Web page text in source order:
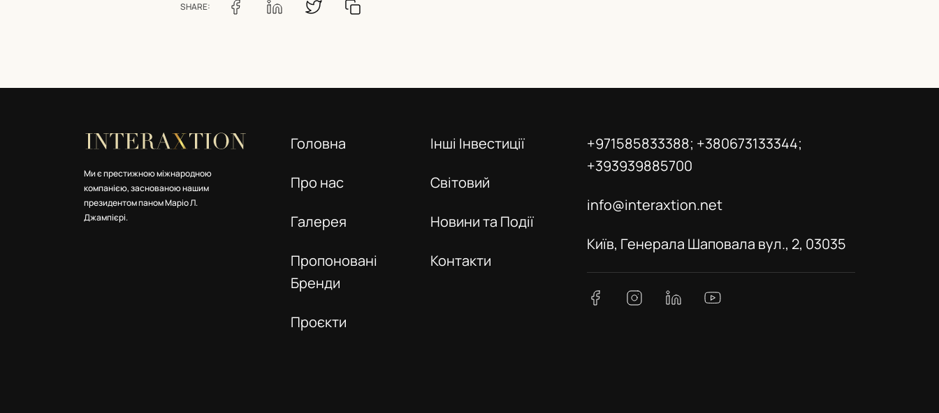
SHARE:
Ми є престижною міжнародною
компанією, заснованою нашим
президентом паном Маріо Л.
Джампієрі.
Головна
Про нас
Галерея
Пропоновані
Бренди
Проєкти
Інші Інвестиції
Світовий
Новини та Події
Контакти
+971585833388; +380673133344;
+393939885700
info@interaxtion.net
Київ, Генерала Шаповала вул., 2, 03035